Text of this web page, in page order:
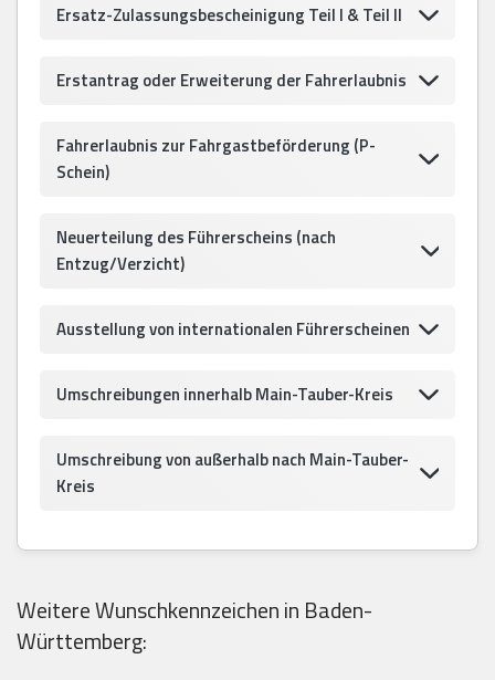
Ersatz-Zulassungsbescheinigung Teil I & Teil II
Erstantrag oder Erweiterung der Fahrerlaubnis
Fahrerlaubnis zur Fahrgastbeförderung (P-
Schein)
Neuerteilung des Führerscheins (nach
Entzug/Verzicht)
Ausstellung von internationalen Führerscheinen
Umschreibungen innerhalb Main-Tauber-Kreis
Umschreibung von außerhalb nach Main-Tauber-
Kreis
Weitere Wunschkennzeichen in Baden-
Württemberg: